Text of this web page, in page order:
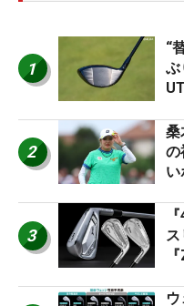
1
“
ぶ
2
桑
3